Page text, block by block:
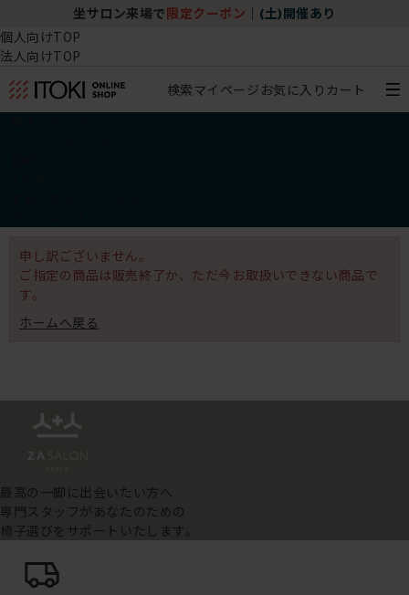
坐サロン来場で 限定クーポン (土)開催あり
個人向けTOP
法人向けTOP
検索マイページ お気に入り カート
申し訳ございません。
ご指定の商品は販売終了か、ただ今お取扱いできない商品で
す。
ホームへ戻る
最高の一脚に出会いたい方へ
専門スタッフがあなたのための
椅子選びをサポートいたします。